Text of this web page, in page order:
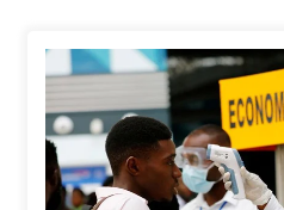
Tự doanh ngày
06/06/2022
Top 10 tỷ phú giàu
31/05/2022